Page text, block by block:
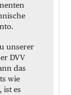
unserer
DVV
das
wie
ist es